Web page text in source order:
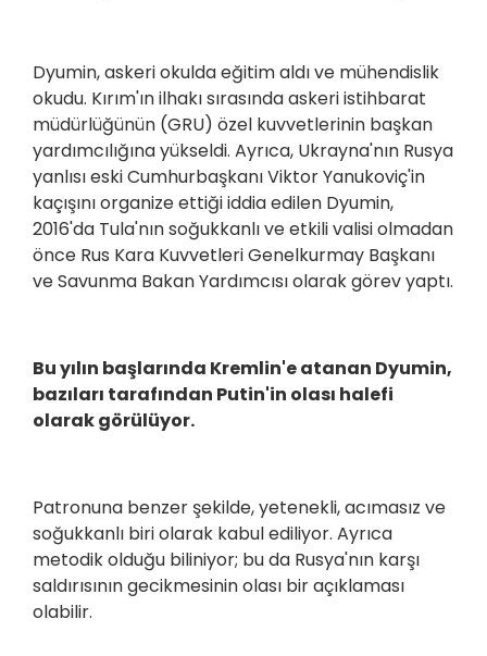
Dyumin, askeri okulda eğitim aldı ve mühendislik
okudu. Kırım'ın ilhakı sırasında askeri istihbarat
müdürlüğünün (GRU) özel kuvvetlerinin başkan
yardımcılığına yükseldi. Ayrıca, Ukrayna'nın Rusya
yanlısı eski Cumhurbaşkanı Viktor Yanukoviç'in
kaçışını organize ettiği iddia edilen Dyumin,
2016'da Tula'nın soğukkanlı ve etkili valisi olmadan
önce Rus Kara Kuvvetleri Genelkurmay Başkanı
ve Savunma Bakan Yardımcısı olarak görev yaptı.
Bu yılın başlarında Kremlin'e atanan Dyumin,
bazıları tarafından Putin'in olası halefi
olarak görülüyor.
Patronuna benzer şekilde, yetenekli, acımasız ve
soğukkanlı biri olarak kabul ediliyor. Ayrıca
metodik olduğu biliniyor; bu da Rusya'nın karşı
saldırısının gecikmesinin olası bir açıklaması
olabilir.